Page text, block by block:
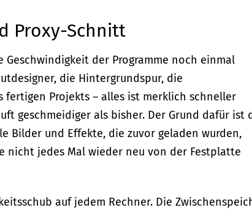
Proxy-Schnitt
der Programme noch einmal
die Hintergrundspur, die
fertigen Projekts – alles ist merklich schneller
geschmeidiger als bisher. Der Grund dafür ist
Bilder und Effekte, die zuvor geladen wurden,
nicht jedes Mal wieder neu von der Festplatte
auf jedem Rechner. Die